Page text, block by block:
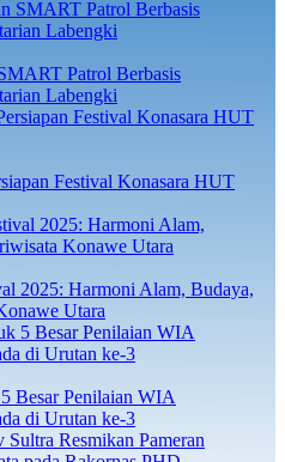
Patrol Berbasis
Labengki
Festival Konasara HUT
2025: Harmoni Alam, Budaya,
Utara
Besar Penilaian WIA
di Urutan ke-3